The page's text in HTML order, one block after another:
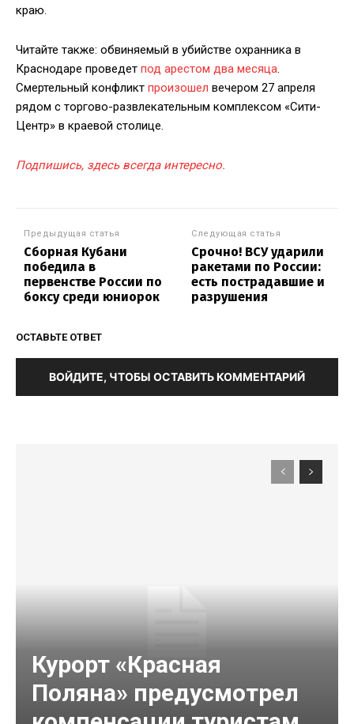
краю.
Читайте также: обвиняемый в убийстве охранника в
Краснодаре проведет под арестом два месяца.
Смертельный конфликт произошел вечером 27 апреля
рядом с торгово-развлекательным комплексом «Сити-
Центр» в краевой столице.
Подпишись, здесь всегда интересно.
Предыдущая статья
Сборная Кубани
победила в
первенстве России по
боксу среди юниорок
Следующая статья
Срочно! ВСУ ударили
ракетами по России:
есть пострадавшие и
разрушения
ОСТАВЬТЕ ОТВЕТ
ВОЙДИТЕ, ЧТОБЫ ОСТАВИТЬ КОММЕНТАРИЙ
Курорт «Красная
Поляна» предусмотрел